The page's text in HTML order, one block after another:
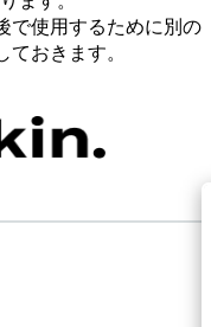
で使用するために別の
おきます。